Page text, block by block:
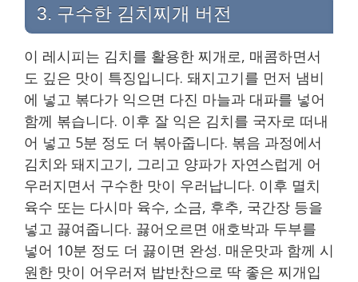
3. 구수한 김치찌개 버전
이 레시피는 김치를 활용한 찌개로, 매콤하면서
도 깊은 맛이 특징입니다. 돼지고기를 먼저 냄비
에 넣고 볶다가 익으면 다진 마늘과 대파를 넣어
함께 볶습니다. 이후 잘 익은 김치를 국자로 떠내
어 넣고 5분 정도 더 볶아줍니다. 볶음 과정에서
김치와 돼지고기, 그리고 양파가 자연스럽게 어
우러지면서 구수한 맛이 우러납니다. 이후 멸치
육수 또는 다시마 육수, 소금, 후추, 국간장 등을
넣고 끓여줍니다. 끓어오르면 애호박과 두부를
넣어 10분 정도 더 끓이면 완성. 매운맛과 함께 시
원한 맛이 어우러져 밥반찬으로 딱 좋은 찌개입